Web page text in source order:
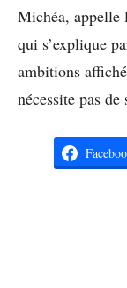
Michéa, appelle
qui s’explique
ambitions
nécessite pas de